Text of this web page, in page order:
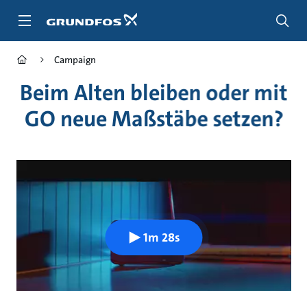
Inhalt
Campaign
Beim Alten bleiben oder mit
GO neue Maßstäbe setzen?
1m 28s